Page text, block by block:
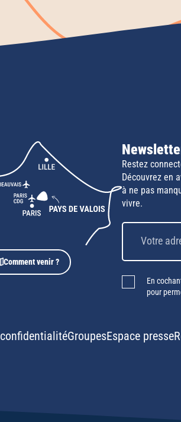
Comment venir ?
Restez
Découvrez en
à ne pas
vivre.
En
pour
GroupesEspace presse